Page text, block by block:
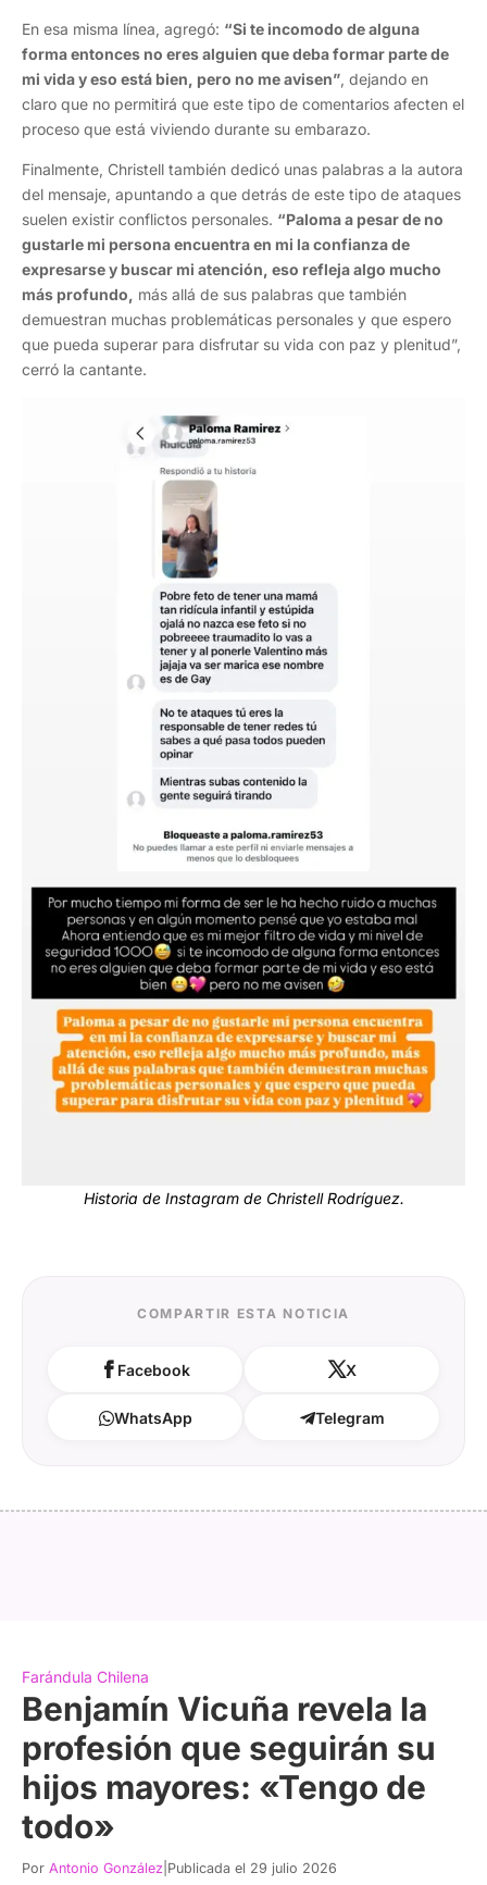
En esa misma línea, agregó: “Si te incomodo de alguna
forma entonces no eres alguien que deba formar parte de
mi vida y eso está bien, pero no me avisen”, dejando en
claro que no permitirá que este tipo de comentarios afecten el
proceso que está viviendo durante su embarazo.
Finalmente, Christell también dedicó unas palabras a la autora
del mensaje, apuntando a que detrás de este tipo de ataques
suelen existir conflictos personales. “Paloma a pesar de no
gustarle mi persona encuentra en mi la confianza de
expresarse y buscar mi atención, eso refleja algo mucho
más profundo, más allá de sus palabras que también
demuestran muchas problemáticas personales y que espero
que pueda superar para disfrutar su vida con paz y plenitud”,
cerró la cantante.
Historia de Instagram de Christell Rodríguez.
COMPARTIR ESTA NOTICIA
Facebook X
WhatsApp Telegram
Farándula Chilena
Benjamín Vicuña revela la
profesión que seguirán su
hijos mayores: «Tengo de
todo»
Por Antonio González Publicada el 29 julio 2026